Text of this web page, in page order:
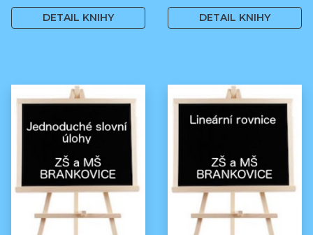
DETAIL KNIHY DETAIL KNIHY